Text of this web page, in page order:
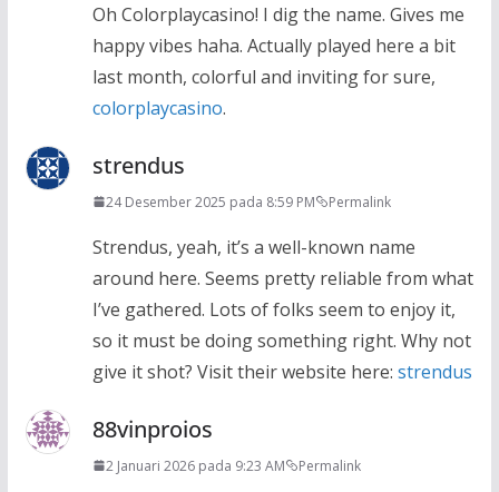
Oh Colorplaycasino! I dig the name. Gives me
happy vibes haha. Actually played here a bit
last month, colorful and inviting for sure,
colorplaycasino.
strendus
24 Desember 2025 pada 8:59 PM Permalink
Strendus, yeah, it’s a well-known name
around here. Seems pretty reliable from what
I’ve gathered. Lots of folks seem to enjoy it,
so it must be doing something right. Why not
give it shot? Visit their website here: strendus
88vinproios
2 Januari 2026 pada 9:23 AM Permalink